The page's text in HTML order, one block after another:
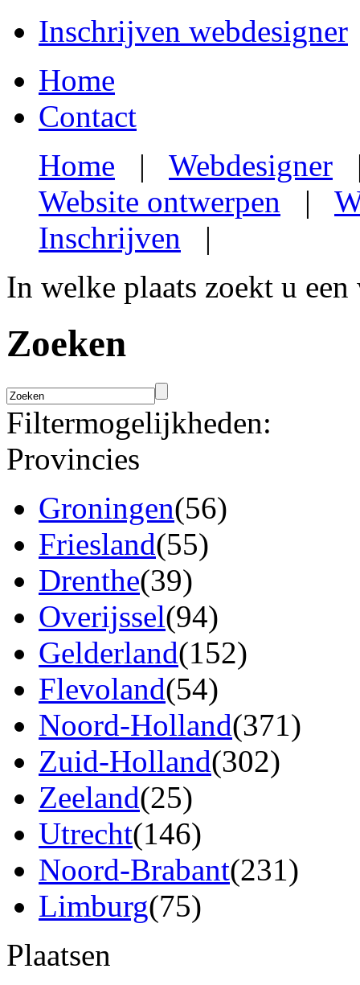
Inschrijven webdesigner
Home
Contact
Home | Webdesigner
Website ontwerpen |
Inschrijven |
In welke plaats zoekt u een
Zoeken
Filtermogelijkheden:
Provincies
Groningen(56)
Friesland(55)
Drenthe(39)
Overijssel(94)
Gelderland(152)
Flevoland(54)
Noord-Holland(371)
Zuid-Holland(302)
Zeeland(25)
Utrecht(146)
Noord-Brabant(231)
Limburg(75)
Plaatsen